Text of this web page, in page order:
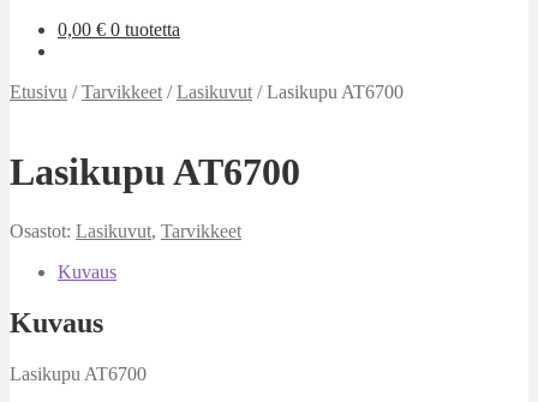
0,00 € 0 tuotetta
Etusivu /Tarvikkeet /Lasikuvut /Lasikupu AT6700
Lasikupu AT6700
Osastot: Lasikuvut, Tarvikkeet
Kuvaus
Kuvaus
Lasikupu AT6700